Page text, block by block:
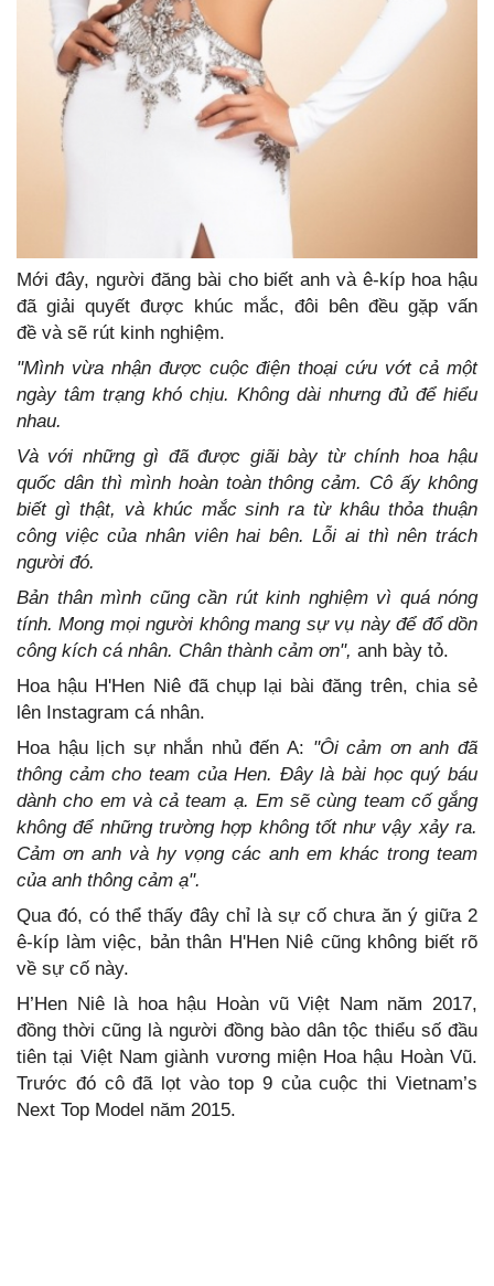
Mới đây, người đăng bài cho biết anh và ê-kíp hoa hậu
đã giải quyết được khúc mắc, đôi bên đều gặp vấn
đề và sẽ rút kinh nghiệm.
"Mình vừa nhận được cuộc điện thoại cứu vớt cả một
ngày tâm trạng khó chịu. Không dài nhưng đủ để hiểu
nhau.
Và với những gì đã được giãi bày từ chính hoa hậu
quốc dân thì mình hoàn toàn thông cảm. Cô ấy không
biết gì thật, và khúc mắc sinh ra từ khâu thỏa thuận
công việc của nhân viên hai bên. Lỗi ai thì nên trách
người đó.
Bản thân mình cũng cần rút kinh nghiệm vì quá nóng
tính. Mong mọi người không mang sự vụ này để đổ dồn
công kích cá nhân. Chân thành cảm ơn", anh bày tỏ.
Hoa hậu H'Hen Niê đã chụp lại bài đăng trên, chia sẻ
lên Instagram cá nhân.
Hoa hậu lịch sự nhắn nhủ đến A: "Ôi cảm ơn anh đã
thông cảm cho team của Hen. Đây là bài học quý báu
dành cho em và cả team ạ. Em sẽ cùng team cố gắng
không để những trường hợp không tốt như vậy xảy ra.
Cảm ơn anh và hy vọng các anh em khác trong team
của anh thông cảm ạ".
Qua đó, có thể thấy đây chỉ là sự cố chưa ăn ý giữa 2
ê-kíp làm việc, bản thân H'Hen Niê cũng không biết rõ
về sự cố này.
H’Hen Niê là hoa hậu Hoàn vũ Việt Nam năm 2017,
đồng thời cũng là người đồng bào dân tộc thiểu số đầu
tiên tại Việt Nam giành vương miện Hoa hậu Hoàn Vũ.
Trước đó cô đã lọt vào top 9 của cuộc thi Vietnam’s
Next Top Model năm 2015.